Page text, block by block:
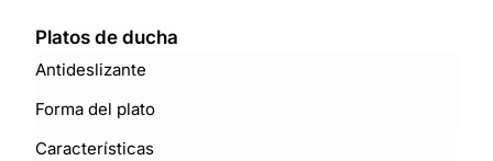
Platos de ducha
Antideslizante
Forma del plato
Características